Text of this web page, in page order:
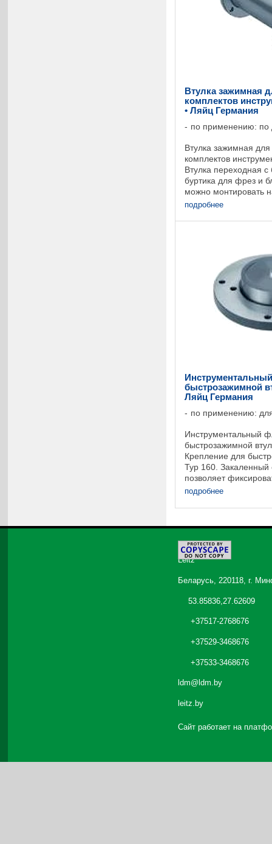
Втулка зажимная
комплектов
• Ляйц Германия
по применению: по
Втулка зажимная
комплектов
Втулка переходная с
буртика для фрез и
можно монтировать
различного
подробнее
быстрозажимной
Ляйц Германия
по применению:
Инструментальный
быстрозажимной
Крепление для
Typ 160. Закаленный
позволяет
Инструмент
подробнее
©2026
Leitz
Беларусь, 220118, г.
53.85836,27.62609
+37517-2768676
+37529-3468676
+37533-3468676
ldm@ldm.by
leitz.by
Сайт работает на